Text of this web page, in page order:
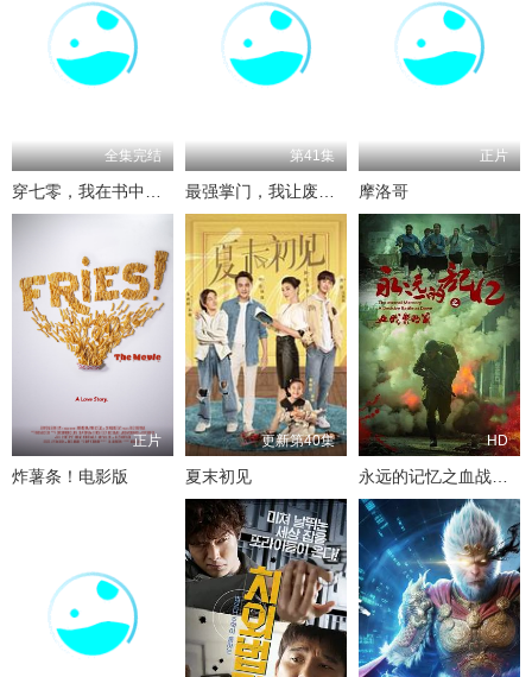
全集完结
穿七零，我在书中挺好的
第41集
最强掌门，我让废柴宗门碾压三界
正片
摩洛哥
正片
炸薯条！电影版
更新第40集
夏末初见
HD
永远的记忆之血战黎明前